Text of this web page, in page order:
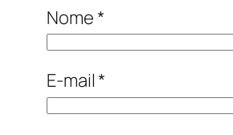
Nome*
E-mail*